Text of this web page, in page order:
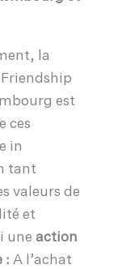
la
est
ces
in
tant
valeurs de
et
une action
: A l’achat